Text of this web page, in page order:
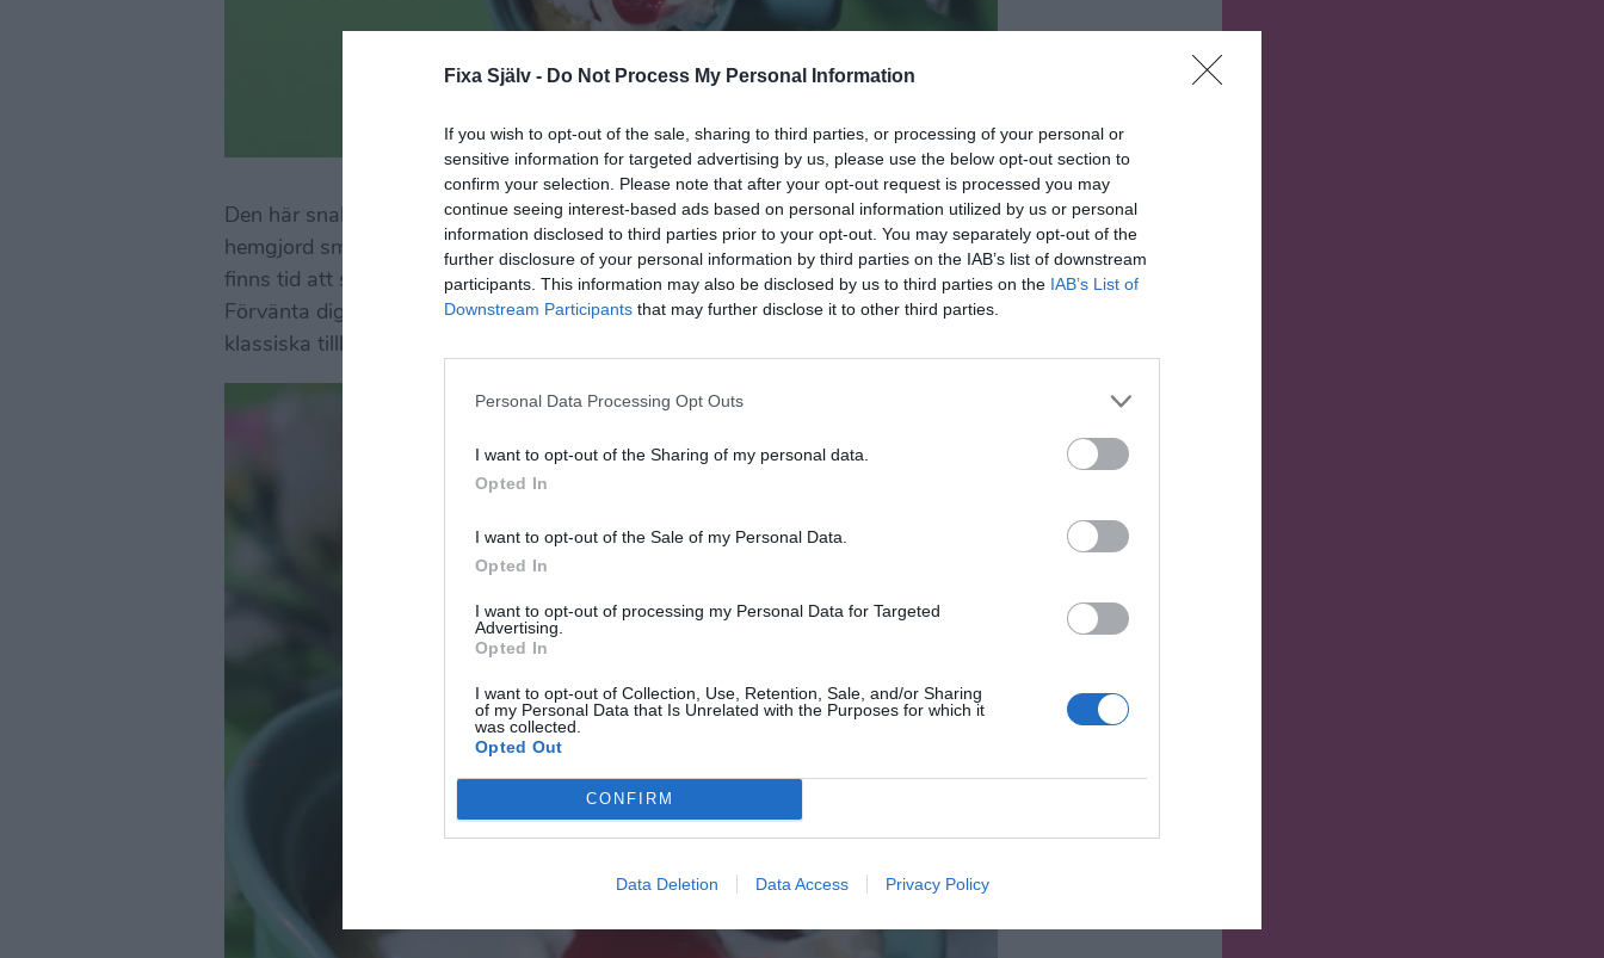
Fixa Själv - Do Not Process My Personal Information
If you wish to opt-out of the sale, sharing to third parties, or processing of your personal or
sensitive information for targeted advertising by us, please use the below opt-out section to
confirm your selection. Please note that after your opt-out request is processed you may
continue seeing interest-based ads based on personal information utilized by us or personal
information disclosed to third parties prior to your opt-out. You may separately opt-out of the
further disclosure of your personal information by third parties on the IAB’s list of downstream
participants. This information may also be disclosed by us to third parties on the IAB’s List of
Downstream Participants that may further disclose it to other third parties.
Personal Data Processing Opt Outs
I want to opt-out of the Sharing of my personal data.
Opted In
I want to opt-out of the Sale of my Personal Data.
Opted In
I want to opt-out of processing my Personal Data for Targeted
Advertising.
Opted In
I want to opt-out of Collection, Use, Retention, Sale, and/or Sharing
of my Personal Data that Is Unrelated with the Purposes for which it
was collected.
Opted Out
CONFIRM
Data Deletion Data Access Privacy Policy
Den här snabba våffelkakan bör alltså inte att jämföra med frasiga våfflor på
hemgjord smet, men är en enkel ersättning när våffelsuget är stort och det inte
finns tid att ställa sig med decilitermått, en massa ingredienser och våffeljärn.
Förvänta dig alltså inte en frasvåffla utan en våffelsmakande kaka där de
klassiska tillbehören sylt och grädde kompletterar fint.